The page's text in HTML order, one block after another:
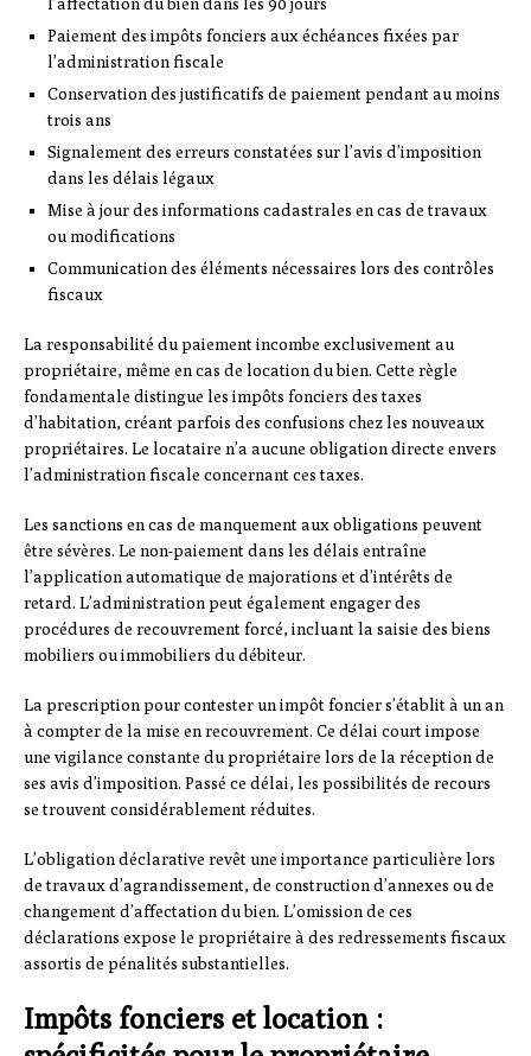
l’affectation du bien dans les 90 jours
Paiement des impôts fonciers aux échéances fixées par
l’administration fiscale
Conservation des justificatifs de paiement pendant au moins
trois ans
Signalement des erreurs constatées sur l’avis d’imposition
dans les délais légaux
Mise à jour des informations cadastrales en cas de travaux
ou modifications
Communication des éléments nécessaires lors des contrôles
fiscaux
La responsabilité du paiement incombe exclusivement au
propriétaire, même en cas de location du bien. Cette règle
fondamentale distingue les impôts fonciers des taxes
d’habitation, créant parfois des confusions chez les nouveaux
propriétaires. Le locataire n’a aucune obligation directe envers
l’administration fiscale concernant ces taxes.
Les sanctions en cas de manquement aux obligations peuvent
être sévères. Le non-paiement dans les délais entraîne
l’application automatique de majorations et d’intérêts de
retard. L’administration peut également engager des
procédures de recouvrement forcé, incluant la saisie des biens
mobiliers ou immobiliers du débiteur.
La prescription pour contester un impôt foncier s’établit à un an
à compter de la mise en recouvrement. Ce délai court impose
une vigilance constante du propriétaire lors de la réception de
ses avis d’imposition. Passé ce délai, les possibilités de recours
se trouvent considérablement réduites.
L’obligation déclarative revêt une importance particulière lors
de travaux d’agrandissement, de construction d’annexes ou de
changement d’affectation du bien. L’omission de ces
déclarations expose le propriétaire à des redressements fiscaux
assortis de pénalités substantielles.
Impôts fonciers et location :